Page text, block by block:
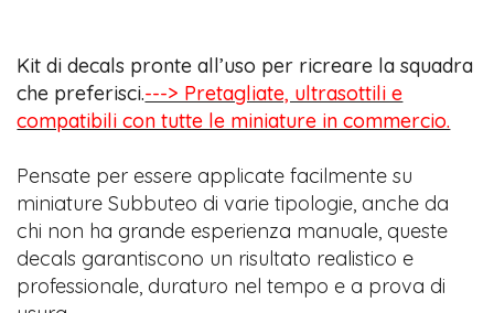
Kit di decals pronte all’uso per ricreare la squadra
che preferisci.---> Pretagliate, ultrasottili e
compatibili con tutte le miniature in commercio.
Pensate per essere applicate facilmente su
miniature Subbuteo di varie tipologie, anche da
chi non ha grande esperienza manuale, queste
decals garantiscono un risultato realistico e
professionale, duraturo nel tempo e a prova di